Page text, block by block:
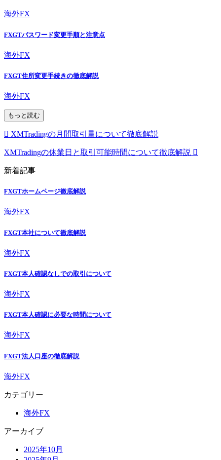
海外FX
FXGTパスワード変更手順と注意点
海外FX
FXGT住所変更手続きの徹底解説
海外FX
もっと読む
XMTradingの月間取引量について徹底解説
XMTradingの休業日と取引可能時間について徹底解説
新着記事
FXGTホームページ徹底解説
海外FX
FXGT本社について徹底解説
海外FX
FXGT本人確認なしでの取引について
海外FX
FXGT本人確認に必要な時間について
海外FX
FXGT法人口座の徹底解説
海外FX
カテゴリー
海外FX
アーカイブ
2025年10月